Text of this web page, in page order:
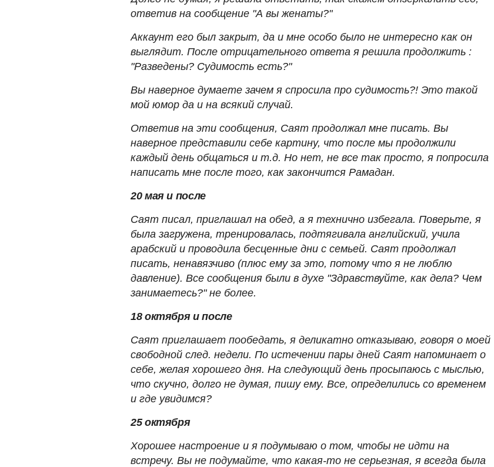
ответив на сообщение "А вы женаты?"
Аккаунт его был закрыт, да и мне особо было не интересно как он
выглядит. После отрицательного ответа я решила продолжить :
"Разведены? Судимость есть?"
Вы наверное думаете зачем я спросила про судимость?! Это такой
мой юмор да и на всякий случай.
Ответив на эти сообщения, Саят продолжал мне писать. Вы
наверное представили себе картину, что после мы продолжили
каждый день общаться и т.д. Но нет, не все так просто, я попросила
написать мне после того, как закончится Рамадан.
20 мая и после
Саят писал, приглашал на обед, а я технично избегала. Поверьте, я
была загружена, тренировалась, подтягивала английский, учила
арабский и проводила бесценные дни с семьей. Саят продолжал
писать, ненавязчиво (плюс ему за это, потому что я не люблю
давление). Все сообщения были в духе "Здравствуйте, как дела? Чем
занимаетесь?" не более.
18 октября и после
Саят приглашает пообедать, я деликатно отказываю, говоря о моей
свободной след. недели. По истечении пары дней Саят напоминает о
себе, желая хорошего дня. На следующий день просыпаюсь с мыслью,
что скучно, долго не думая, пишу ему. Все, определились со временем
и где увидимся?
25 октября
Хорошее настроение и я подумываю о том, чтобы не идти на
встречу. Вы не подумайте, что какая-то не серьезная, я всегда была